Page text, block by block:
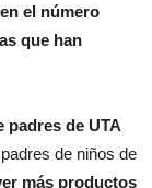
el número
que han
padres de UTA
de niños de
más productos